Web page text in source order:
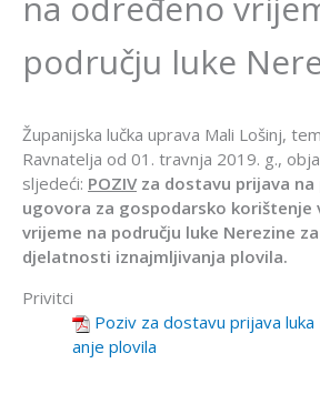
području luke
Županijska lučka uprava Mali Lošinj,
Ravnatelja od 01. travnja 2019. g.,
sljedeći: POZIV za dostavu prijava
ugovora za gospodarsko korištenje
vrijeme na području luke Nerezine
djelatnosti iznajmljivanja plovila.
Privitci
Poziv za dostavu prijava
anje plovila